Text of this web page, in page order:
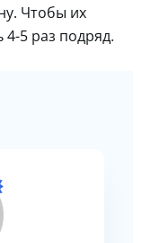
Чтобы их
5 раз подряд.